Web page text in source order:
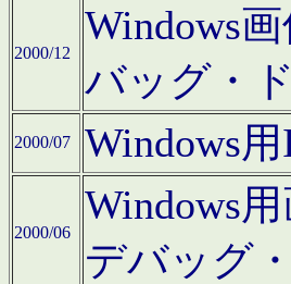
2000/12
Windows
バッグ・
2000/07 Windows
2000/06
Windows
デバッグ